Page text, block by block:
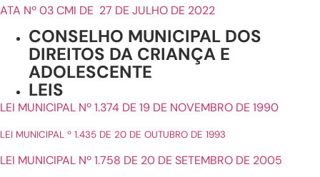
ATA Nº 03 CMI DE 27 DE JULHO DE 2022
CONSELHO MUNICIPAL DOS
DIREITOS DA CRIANÇA E
ADOLESCENTE
LEIS
LEI MUNICIPAL Nº 1.374 DE 19 DE NOVEMBRO DE 1990
LEI MUNICIPAL º 1.435 DE 20 DE OUTUBRO DE 1993
LEI MUNICIPAL Nº 1.758 DE 20 DE SETEMBRO DE 2005